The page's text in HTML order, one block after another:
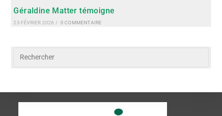
Géraldine Matter témoigne
23 FÉVRIER 2026 / 0 COMMENTAIRE